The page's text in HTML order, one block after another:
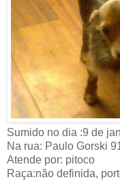
Sumido no dia :9 de
Na rua: Paulo Gorski
Atende por: pitoco
Raça:não definida,